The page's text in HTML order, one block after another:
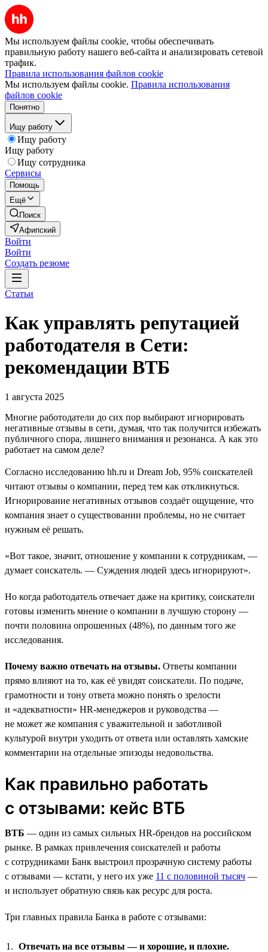
Мы используем файлы cookie, чтобы обеспечивать
правильную работу нашего веб-сайта и анализировать сетевой
трафик.
Правила использования файлов cookie
Мы используем файлы cookie. Правила использования
файлов cookie
Понятно
Ищу работу
Ищу работу
Ищу работу
Ищу сотрудника
Сервисы
Помощь
Ещё
Поиск
Афипский
Войти
Войти
Создать резюме
Статьи
Как управлять репутацией
работодателя в Сети:
рекомендации ВТБ
1 августа 2025
Многие работодатели до сих пор выбирают игнорировать
негативные отзывы в сети, думая, что так получится избежать
публичного спора, лишнего внимания и резонанса. А как это
работает на самом деле?
Согласно исследованию hh.ru и Dream Job, 95% соискателей
читают отзывы о компании, перед тем как откликнуться.
Игнорирование негативных отзывов создаёт ощущение, что
компания знает о существовании проблемы, но не считает
нужным её решать.
«Вот такое, значит, отношение у компании к сотрудникам, —
думает соискатель. — Суждения людей здесь игнорируют».
Но когда работодатель отвечает даже на критику, соискатели
готовы изменить мнение о компании в лучшую сторону —
почти половина опрошенных (48%), по данным того же
исследования.
Почему важно отвечать на отзывы. Ответы компании
прямо влияют на то, как её увидят соискатели. По подаче,
грамотности и тону ответа можно понять о зрелости
и «адекватности» HR-менеджеров и руководства —
не может же компания с уважительной и заботливой
культурой внутри уходить от ответа или оставлять хамские
комментарии на отдельные эпизоды недовольства.
Как правильно работать
с отзывами: кейс ВТБ
ВТБ — один из самых сильных HR-брендов на российском
рынке. В рамках привлечения соискателей и работы
с сотрудниками Банк выстроил прозрачную систему работы
с отзывами — кстати, у него их уже 11 с половиной тысяч —
и использует обратную связь как ресурс для роста.
Три главных правила Банка в работе с отзывами:
Отвечать на все отзывы — и хорошие, и плохие.